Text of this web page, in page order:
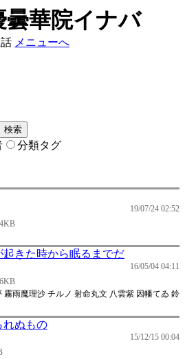
曇華院イナバ
メニューへ
分類タグ
19/07/24 02:52
きた時から眠るまでだ
16/05/04 04:11
雨魔理沙 チルノ 射命丸文 八雲紫 因幡てゐ 鈴
れぬもの
15/12/15 00:04